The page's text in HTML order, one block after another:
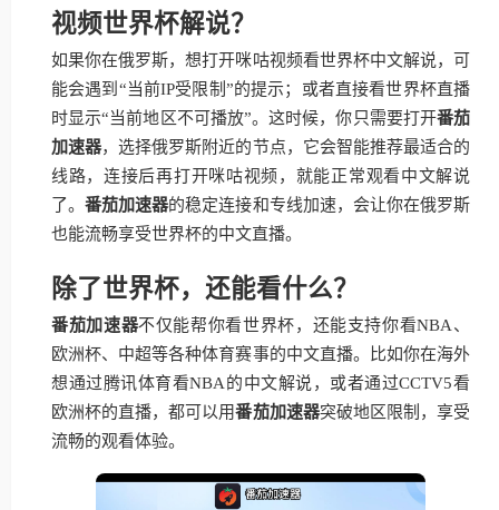
视频世界杯解说？
如果你在俄罗斯，想打开咪咕视频看世界杯中文解说，可
能会遇到“当前IP受限制”的提示；或者直接看世界杯直播
时显示“当前地区不可播放”。这时候，你只需要打开番茄
加速器，选择俄罗斯附近的节点，它会智能推荐最适合的
线路，连接后再打开咪咕视频，就能正常观看中文解说
了。番茄加速器的稳定连接和专线加速，会让你在俄罗斯
也能流畅享受世界杯的中文直播。
除了世界杯，还能看什么？
番茄加速器不仅能帮你看世界杯，还能支持你看NBA、
欧洲杯、中超等各种体育赛事的中文直播。比如你在海外
想通过腾讯体育看NBA的中文解说，或者通过CCTV5看
欧洲杯的直播，都可以用番茄加速器突破地区限制，享受
流畅的观看体验。